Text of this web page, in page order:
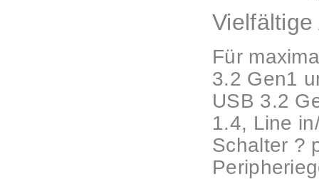
Für
3.2 Gen1
USB 3.2
1.4, Line
Schalter ?